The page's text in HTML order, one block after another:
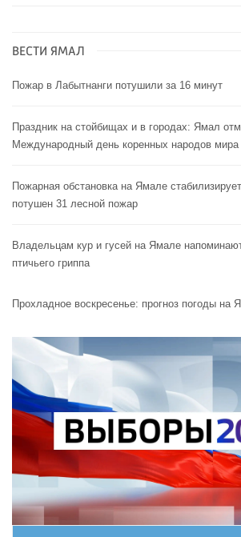
ВЕСТИ ЯМАЛ
Пожар в Лабытнанги потушили за 16 минут
Праздник на стойбищах и в городах: Ямал
Международный день коренных народов мира
Пожарная обстановка на Ямале
потушен 31 лесной пожар
Владельцам кур и гусей на Ямале
птичьего гриппа
Прохладное воскресенье: прогноз погоды на